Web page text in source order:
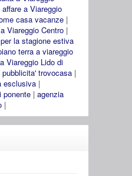
affare a Viareggio
casa vacanze |
Viareggio Centro |
la stagione estiva
terra a viareggio
Viareggio Lido di
pubblicita' trovocasa |
esclusiva |
ponente | agenzia
|